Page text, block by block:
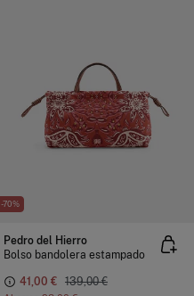
-70%
Pedro del Hierro
Bolso bandolera estampado
41,00 € 139,00 €